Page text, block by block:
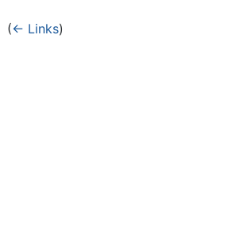
(← Links)